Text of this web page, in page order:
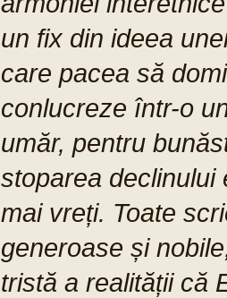
un fix din ideea
care pacea să
conlucreze într-o
umăr, pentru
stoparea declinului
mai vreți. Toate
generoase și
tristă a realității că